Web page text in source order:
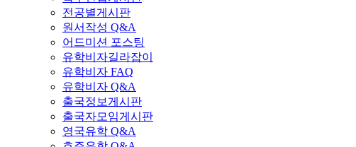
전공별게시판
원서작성 Q&A
어드미션 포스팅
유학비자길라잡이
유학비자 FAQ
유학비자 Q&A
출국정보게시판
출국자모임게시판
영국유학 Q&A